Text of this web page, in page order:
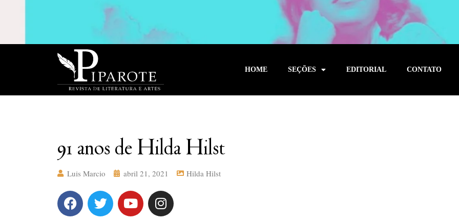
HOME SEÇÕES EDITORIAL CONTATO
91 anos de Hilda Hilst
Luis Marcio abril 21, 2021 Hilda Hilst